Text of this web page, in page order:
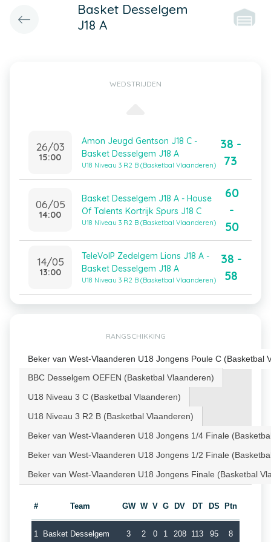
Basket Desselgem
J18 A
WEDSTRIJDEN
26/03
15:00
Amon Jeugd Gentson J18 C -
Basket Desselgem J18 A
U18 Niveau 3 R2 B (Basketbal Vlaanderen)
38 -
73
06/05
14:00
Basket Desselgem J18 A - House
Of Talents Kortrijk Spurs J18 C
U18 Niveau 3 R2 B (Basketbal Vlaanderen)
60
-
50
14/05
13:00
TeleVoIP Zedelgem Lions J18 A -
Basket Desselgem J18 A
U18 Niveau 3 R2 B (Basketbal Vlaanderen)
38 -
58
RANGSCHIKKING
Beker van West-Vlaanderen U18 Jongens Poule C (Basketbal
BBC Desselgem OEFEN (Basketbal Vlaanderen)
U18 Niveau 3 C (Basketbal Vlaanderen)
U18 Niveau 3 R2 B (Basketbal Vlaanderen)
Beker van West-Vlaanderen U18 Jongens 1/4 Finale
Beker van West-Vlaanderen U18 Jongens 1/2 Finale
Beker van West-Vlaanderen U18 Jongens Finale (Basketbal
# Team GW W V G DV DT DS Ptn
1
Basket Desselgem
3 2 0 1 208 113 95 8